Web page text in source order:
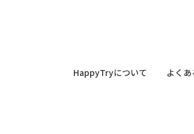
HappyTryについて よく